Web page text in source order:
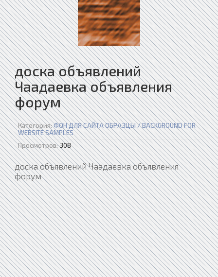
доска объявлений
Чаадаевка объявления
форум
Категория:ФОН ДЛЯ САЙТА ОБРАЗЦЫ / BACKGROUND FOR
WEBSITE SAMPLES
Просмотров:308
доска объявлений Чаадаевка объявления
форум